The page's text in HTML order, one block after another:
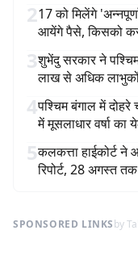
217 को मिलेंगे
आयेंगे पैसे, किसको
3शुभेंदु सरकार ने
लाख से अधिक
4पश्चिम बंगाल में
में मूसलाधार वर्षा का
5कलकत्ता हाईकोर्ट
रिपोर्ट, 28 अगस्त
SPONSORED LINKSby